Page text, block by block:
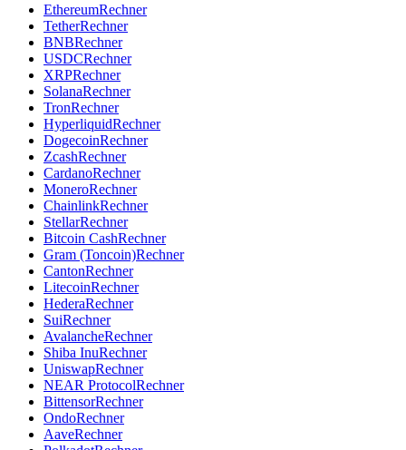
EthereumRechner
TetherRechner
BNBRechner
USDCRechner
XRPRechner
SolanaRechner
TronRechner
HyperliquidRechner
DogecoinRechner
ZcashRechner
CardanoRechner
MoneroRechner
ChainlinkRechner
StellarRechner
Bitcoin CashRechner
Gram (Toncoin)Rechner
CantonRechner
LitecoinRechner
HederaRechner
SuiRechner
AvalancheRechner
Shiba InuRechner
UniswapRechner
NEAR ProtocolRechner
BittensorRechner
OndoRechner
AaveRechner